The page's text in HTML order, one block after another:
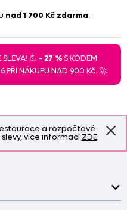
a rozpočtové
více informacíZDE.
nad 1 700 Kč zdarma.
💪 - 27 %S KÓDEM
PŘI NÁKUPU NAD 900 Kč. 🚀